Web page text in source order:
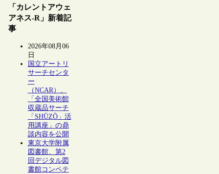
「カレントアウェ
アネス-R」新着記
事
2026年08月06
日
国立アートリ
サーチセンタ
ー
（NCAR）、
「全国美術館
収蔵品サーチ
「SHŪZŌ」活
用講座」の鼎
談内容を公開
東京大学附属
図書館、第2
回デジタル図
書館コンペテ